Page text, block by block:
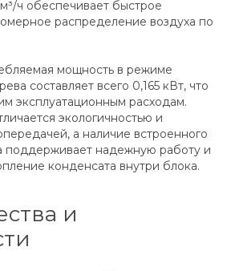
ч обеспечивает быстрое
распределение воздуха по
мощность в режиме
составляет всего 0,165 кВт, что
эксплуатационным расходам.
экологичностью и
а наличие встроенного
поддерживает надежную работу и
конденсата внутри блока.
и